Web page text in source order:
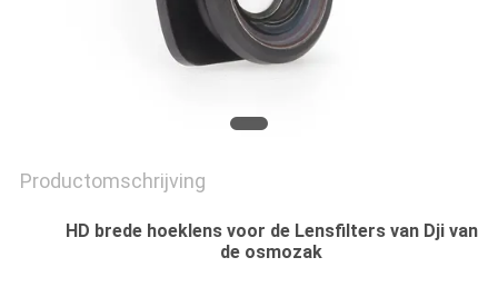
Productomschrijving
HD brede hoeklens voor de Lensfilters van Dji van
de osmozak